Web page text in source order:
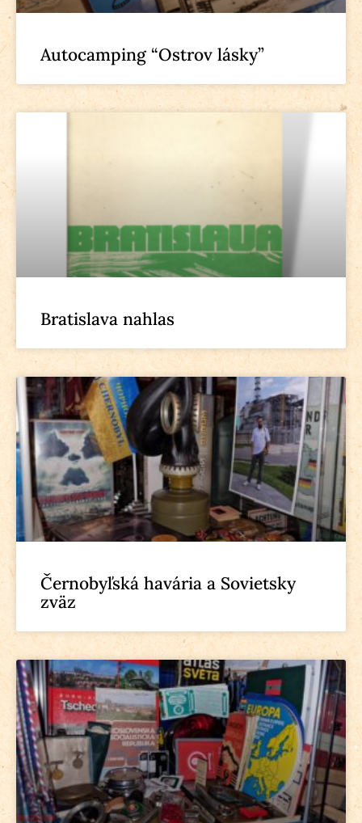
Autocamping “Ostrov lásky”
Bratislava nahlas
Černobyľská havária a Sovietsky
zväz